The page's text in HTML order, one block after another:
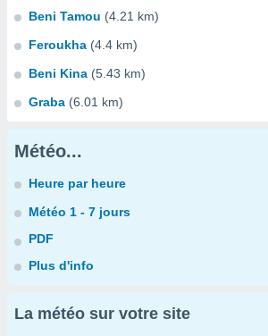
Beni Tamou (4.21 km)
Feroukha (4.4 km)
Beni Kina (5.43 km)
Graba (6.01 km)
Météo...
Heure par heure
Météo 1 - 7 jours
PDF
Plus d'info
La météo sur votre site